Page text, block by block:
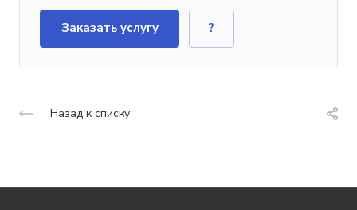
Заказать услугу ?
Назад к списку